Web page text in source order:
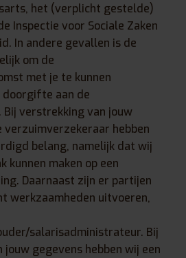
het (verplicht gestelde)
Inspectie voor Sociale Zaken
In andere gevallen is de
om de
met je te kunnen
doorgifte aan de
Bij verstrekking van jouw
verzuimverzekeraar hebben
belang, namelijk dat wij
kunnen maken op een
Daarnaast zijn er partijen
werkzaamheden uitvoeren,
salarisadministrateur. Bij
gegevens hebben wij een